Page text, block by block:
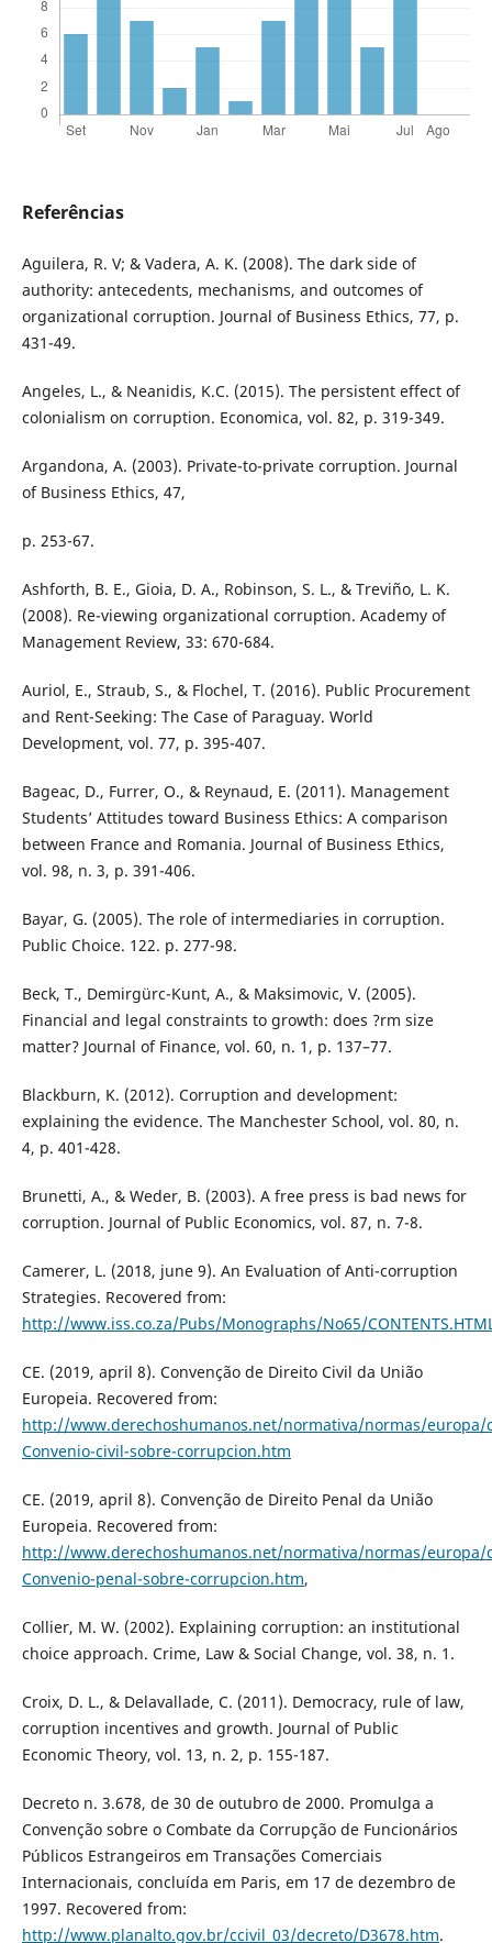
Referências
Aguilera, R. V; & Vadera, A. K. (2008). The dark side of
authority: antecedents, mechanisms, and outcomes of
organizational corruption. Journal of Business Ethics, 77, p.
431-49.
Angeles, L., & Neanidis, K.C. (2015). The persistent effect of
colonialism on corruption. Economica, vol. 82, p. 319-349.
Argandona, A. (2003). Private-to-private corruption. Journal
of Business Ethics, 47,
p. 253-67.
Ashforth, B. E., Gioia, D. A., Robinson, S. L., & Treviño, L. K.
(2008). Re-viewing organizational corruption. Academy of
Management Review, 33: 670-684.
Auriol, E., Straub, S., & Flochel, T. (2016). Public Procurement
and Rent-Seeking: The Case of Paraguay. World
Development, vol. 77, p. 395-407.
Bageac, D., Furrer, O., & Reynaud, E. (2011). Management
Students’ Attitudes toward Business Ethics: A comparison
between France and Romania. Journal of Business Ethics,
vol. 98, n. 3, p. 391-406.
Bayar, G. (2005). The role of intermediaries in corruption.
Public Choice. 122. p. 277-98.
Beck, T., Demirgürc-Kunt, A., & Maksimovic, V. (2005).
Financial and legal constraints to growth: does ?rm size
matter? Journal of Finance, vol. 60, n. 1, p. 137–77.
Blackburn, K. (2012). Corruption and development:
explaining the evidence. The Manchester School, vol. 80, n.
4, p. 401-428.
Brunetti, A., & Weder, B. (2003). A free press is bad news for
corruption. Journal of Public Economics, vol. 87, n. 7-8.
Camerer, L. (2018, june 9). An Evaluation of Anti-corruption
Strategies. Recovered from:
http://www.iss.co.za/Pubs/Monographs/No65/
CE. (2019, april 8). Convenção de Direito Civil da União
Europeia. Recovered from:
http://www.derechoshumanos.net/normativa/normas/europa/
Convenio-civil-sobre-corrupcion.htm
CE. (2019, april 8). Convenção de Direito Penal da União
Europeia. Recovered from:
http://www.derechoshumanos.net/normativa/normas/europa/
Convenio-penal-sobre-corrupcion.htm,
Collier, M. W. (2002). Explaining corruption: an institutional
choice approach. Crime, Law & Social Change, vol. 38, n. 1.
Croix, D. L., & Delavallade, C. (2011). Democracy, rule of law,
corruption incentives and growth. Journal of Public
Economic Theory, vol. 13, n. 2, p. 155-187.
Decreto n. 3.678, de 30 de outubro de 2000. Promulga a
Convenção sobre o Combate da Corrupção de Funcionários
Públicos Estrangeiros em Transações Comerciais
Internacionais, concluída em Paris, em 17 de dezembro de
1997. Recovered from:
http://www.planalto.gov.br/ccivil_03/decreto/D3678.htm.